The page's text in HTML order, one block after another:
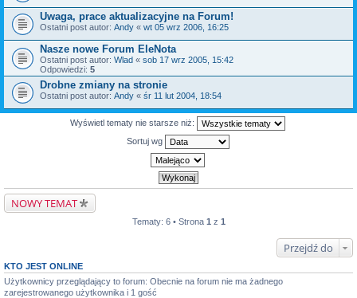
Uwaga, prace aktualizacyjne na Forum!
Ostatni post autor: Andy « wt 05 wrz 2006, 16:25
Nasze nowe Forum EleNota
Ostatni post autor: Wlad « sob 17 wrz 2005, 15:42
Odpowiedzi: 5
Drobne zmiany na stronie
Ostatni post autor: Andy « śr 11 lut 2004, 18:54
Wyświetl tematy nie starsze niż:
Sortuj wg
NOWY TEMAT
Tematy: 6 • Strona 1 z 1
Przejdź do
KTO JEST ONLINE
Użytkownicy przeglądający to forum: Obecnie na forum nie ma żadnego
zarejestrowanego użytkownika i 1 gość